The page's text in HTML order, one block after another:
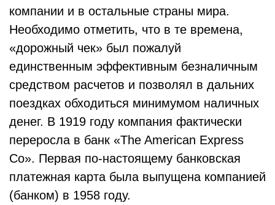
компании и в остальные страны мира.
Необходимо отметить, что в те времена,
«дорожный чек» был пожалуй
единственным эффективным безналичным
средством расчетов и позволял в дальних
поездках обходиться минимумом наличных
денег. В 1919 году компания фактически
переросла в банк «The American Express
Co». Первая по-настоящему банковская
платежная карта была выпущена компанией
(банком) в 1958 году.